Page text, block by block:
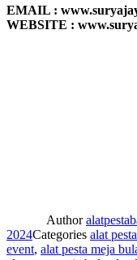
EMAIL :
WEBSITE :
Author
2024Categories alat
event, alat pesta meja